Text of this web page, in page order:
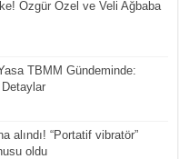
Özgür Özel ve Veli Ağbaba
TBMM Gündeminde:
alındı! “Portatif vibratör”
oldu